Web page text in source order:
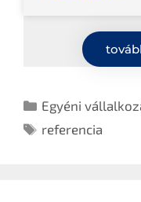
Egyéni
referencia